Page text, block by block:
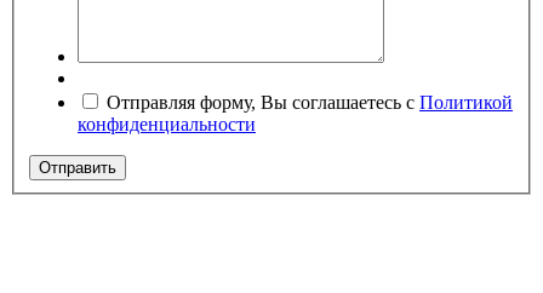
Отправляя форму, Вы соглашаетесь с Политикой
конфиденциальности